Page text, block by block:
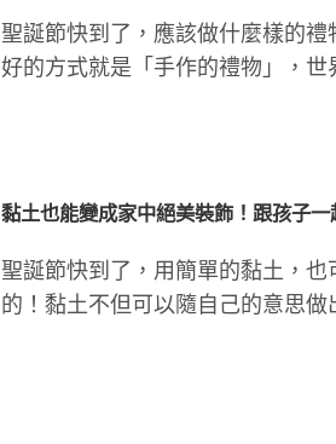
聖誕節快到了，應該做什麼樣的禮
好的方式就是「手作的禮物」，世
黏土也能變成家中絕美裝飾！跟孩子
聖誕節快到了，用簡單的黏土，也
的！黏土不但可以隨自己的意思做